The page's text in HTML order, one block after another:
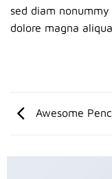
sed diam
dolore magna
Awesome